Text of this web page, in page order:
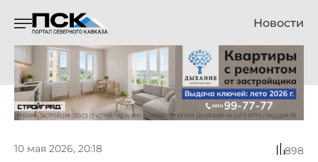
Новости
10 мая 2026, 20:18 898